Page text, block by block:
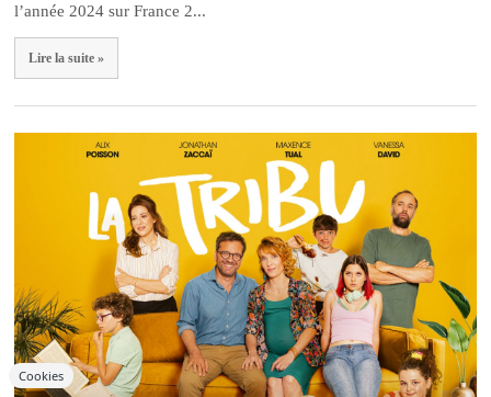
l’année 2024 sur France 2...
Lire la suite »
Cookies